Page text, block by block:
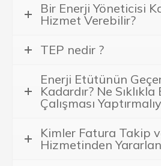
Bir Enerji Yöneticisi
Hizmet Verebilir?
TEP nedir ?
Enerji Etütünün
Kadardır? Ne
Çalışması
Kimler Fatura Takip
Hizmetinden